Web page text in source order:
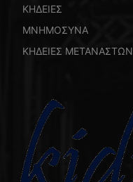
ΚΗΔΕΙΕΣ
ΜΝΗΜΟΣΥΝΑ
ΚΗΔΕΙΕΣ ΜΕΤΑΝΑΣΤΩΝ